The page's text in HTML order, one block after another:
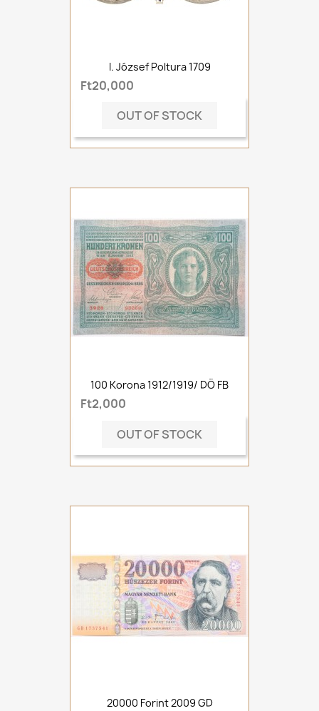
I. József Poltura 1709
Ft20,000
OUT OF STOCK
100 Korona 1912/1919/ DÖ FB
Ft2,000
OUT OF STOCK
20000 Forint 2009 GD